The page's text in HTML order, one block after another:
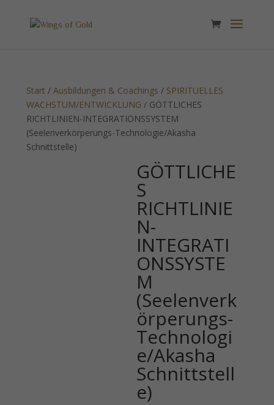
Start /Ausbildungen & Coachings / SPIRITUELLES
WACHSTUM/ENTWICKLUNG / GÖTTLICHES
RICHTLINIEN-INTEGRATIONSSYSTEM
(Seelenverkörperungs-Technologie/Akasha
Schnittstelle)
GÖTTLICHE
S
RICHTLINIE
N-
INTEGRATI
ONSSYSTE
M
(Seelenverk
örperungs-
Technologi
e/Akasha
Schnittstell
e)